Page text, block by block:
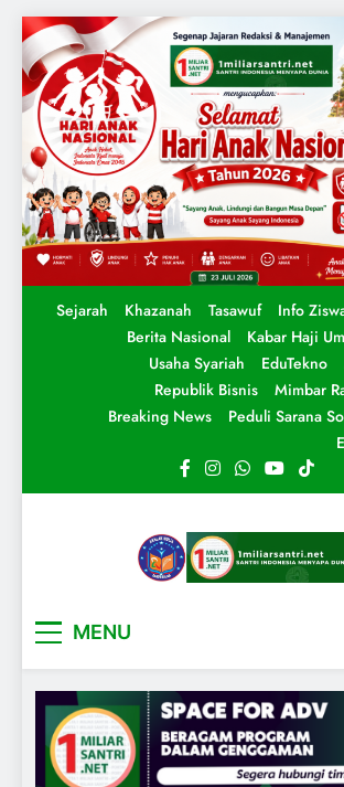
Sejarah Khazanah Tasawuf Info
Berita Nasional
Kabar Haji
Usaha Syariah
EduTekno
Republik Bisnis
Mimbar
Breaking News
Peduli Sarana
MENU